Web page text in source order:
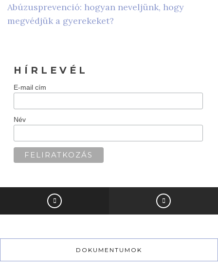
Abúzusprevenció: hogyan neveljünk, hogy
megvédjük a gyerekeket?
H Í R L E V É L
E-mail cím
Név
DOKUMENTUMOK